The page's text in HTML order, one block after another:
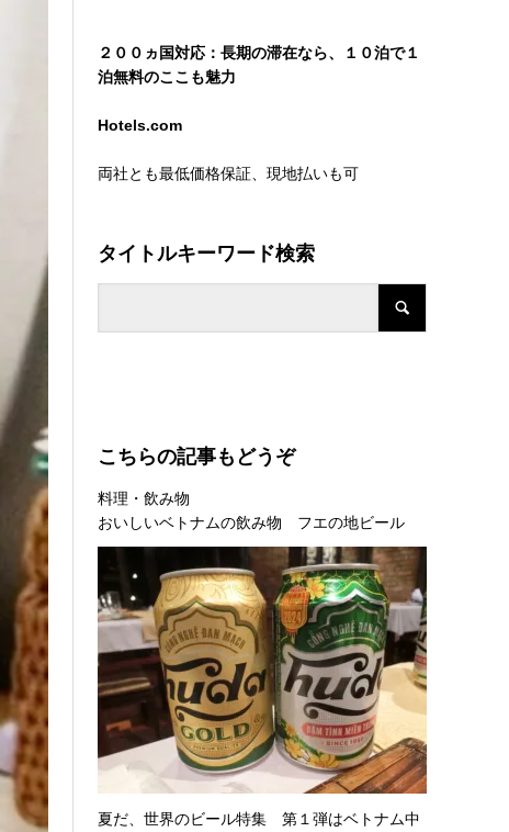
２００ヵ国対応：長期の滞在なら、１０泊で１
泊無料のここも魅力
Hotels.com
両社とも最低価格保証、現地払いも可
タイトルキーワード検索
こちらの記事もどうぞ
料理・飲み物
おいしいベトナムの飲み物 フエの地ビール
夏だ、世界のビール特集 第１弾はベトナム中